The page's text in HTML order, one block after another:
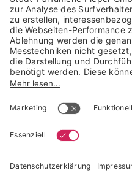
Trusted Shops Mitglied
* unverbindliche